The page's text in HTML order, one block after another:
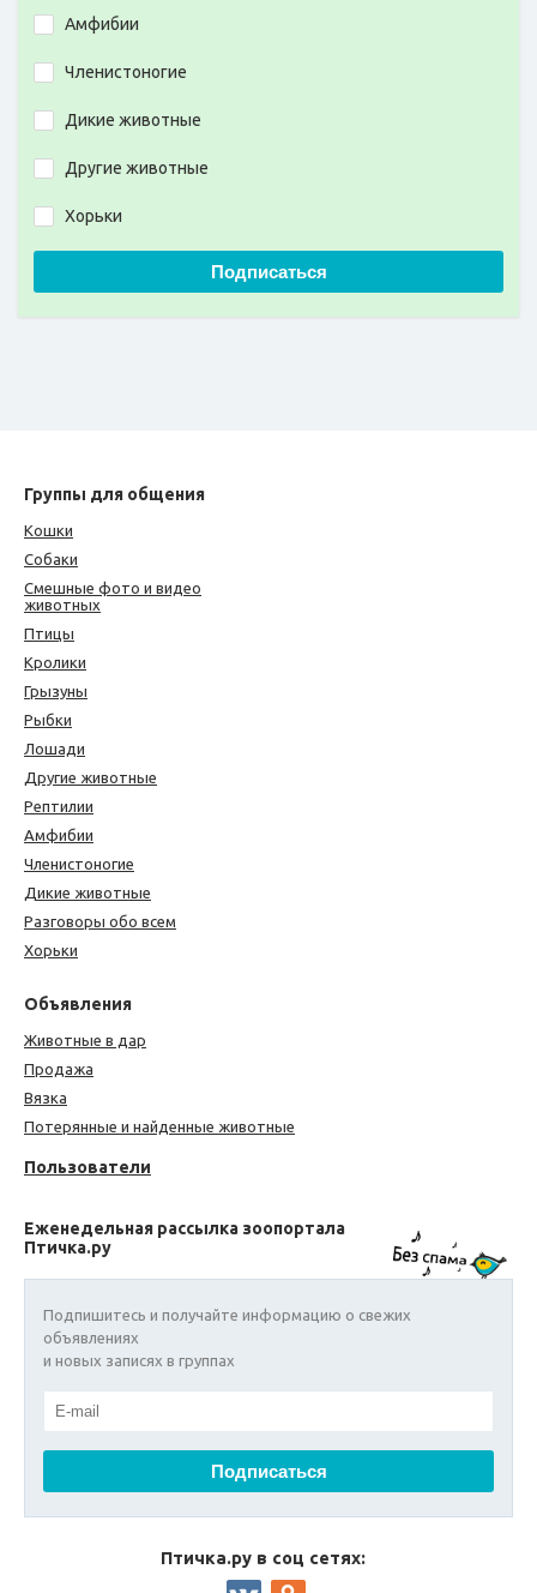
Амфибии
Членистоногие
Дикие животные
Другие животные
Хорьки
Подписаться
Группы для общения
Кошки
Собаки
Смешные фото и видео
животных
Птицы
Кролики
Грызуны
Рыбки
Лошади
Другие животные
Рептилии
Амфибии
Членистоногие
Дикие животные
Разговоры обо всем
Хорьки
Объявления
Животные в дар
Продажа
Вязка
Потерянные и найденные животные
Пользователи
Еженедельная рассылка зоопортала
Птичка.ру
Подпишитесь и получайте информацию о свежих
объявлениях
и новых записях в группах
Птичка.ру в соц сетях: